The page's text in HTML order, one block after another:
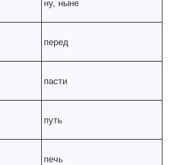
ну, ныне
перед
пасти
путь
печь